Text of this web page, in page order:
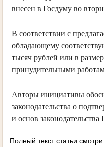
внесен в Госдуму во
В соответствии с
обладающему
тысяч рублей или в
принудительными
Авторы инициативы
законодательства о
и основ
Полный текст статьи